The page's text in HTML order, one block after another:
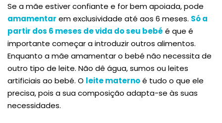
Se a mãe estiver confiante e for bem apoiada, pode
amamentar em exclusividade até aos 6 meses. Só a
partir dos 6 meses de vida do seu bebé é que é
importante começar a introduzir outros alimentos.
Enquanto a mãe amamentar o bebé não necessita de
outro tipo de leite. Não dê água, sumos ou leites
artificiais ao bebé. O leite maternoé tudo o que ele
precisa, pois a sua composição adapta-se às suas
necessidades.